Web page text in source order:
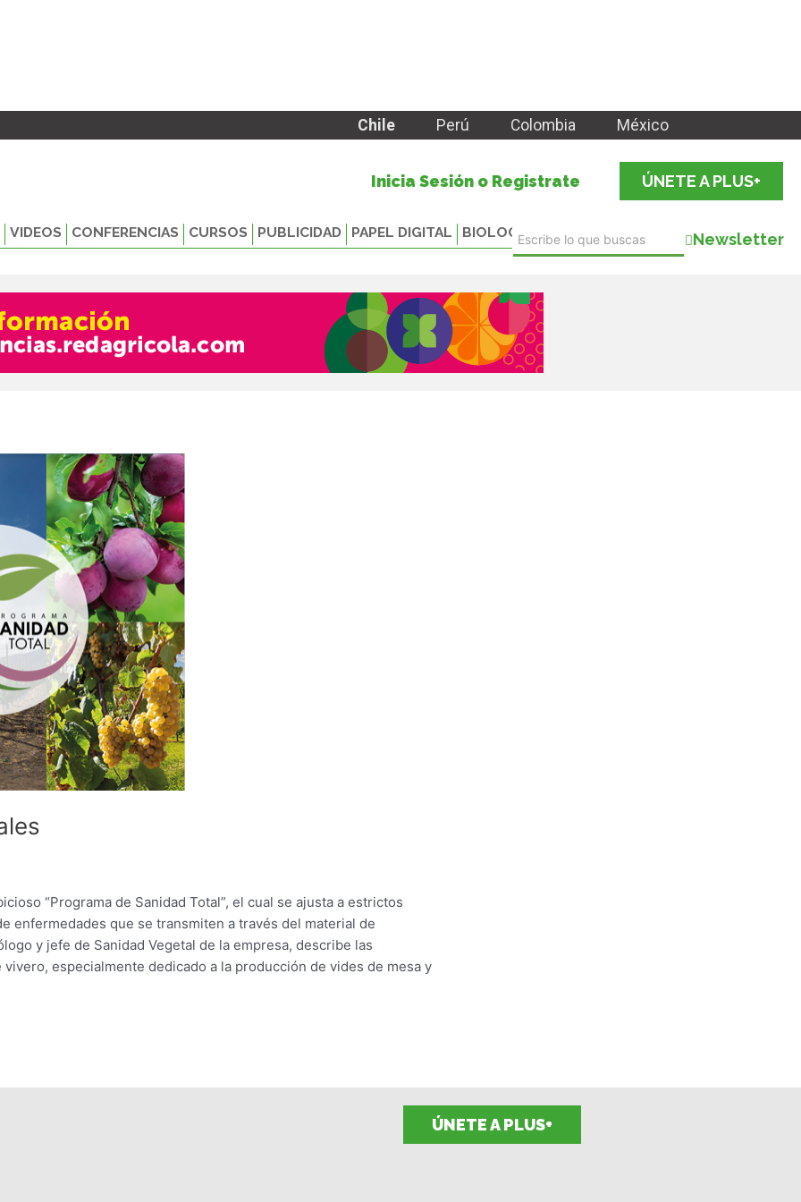
Chile Perú Colombia México
Inicia Sesión o Registrate ÚNETE A PLUS+
VIDEOS CONFERENCIAS CURSOS PUBLICIDAD PAPEL DIGITAL BIOLOGICALS Newsletter
“Programa de Sanidad Total”, el cual se ajusta a estrictos
enfermedades que se transmiten a través del material de
y jefe de Sanidad Vegetal de la empresa, describe las
especialmente dedicado a la producción de vides de mesa y
ÚNETE A PLUS+